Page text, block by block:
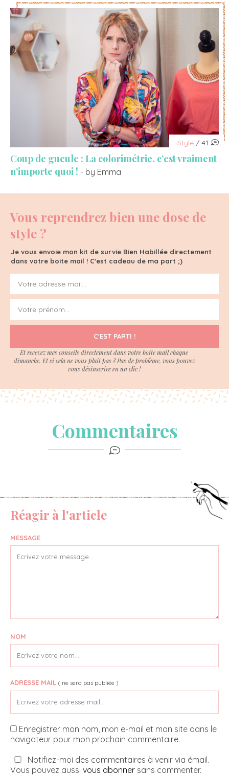
Style / 41
Coup de gueule : La colorimétrie, c’est vraiment
n’importe quoi ! - by Emma
Vous reprendrez bien une dose de
style ?
Je vous envoie mon kit de survie Bien Habillée directement
dans votre boite mail ! C'est cadeau de ma part ;)
C'EST PARTI !
Et recevez mes conseils directement dans votre boite mail chaque
dimanche. Et si cela ne vous plait pas ? Pas de problème, vous pouvez
vous désinscrire en un clic !
Commentaires
Réagir à l'article
MESSAGE
NOM
ADRESSE MAIL ( ne sera pas publiée )
Enregistrer mon nom, mon e-mail et mon site dans le
navigateur pour mon prochain commentaire.
Notifiez-moi des commentaires à venir via émail.
Vous pouvez aussi vous abonner sans commenter.